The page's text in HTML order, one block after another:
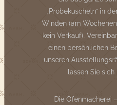
„Probekuscheln“ in
Winden (am
kein Verkauf).
einen persönlichen
unseren
lassen Sie sich
Die Ofenmacherei